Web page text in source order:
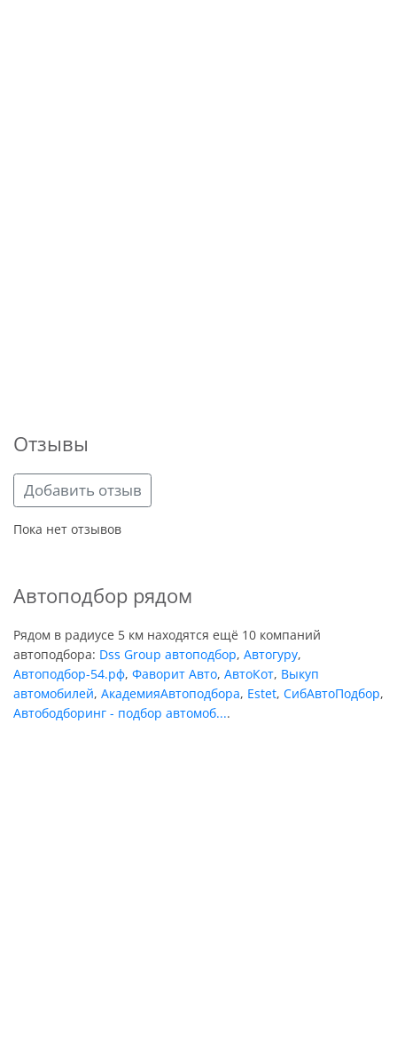
Отзывы
Добавить отзыв
Пока нет отзывов
Автоподбор рядом
Рядом в радиусе 5 км находятся ещё 10 компаний
автоподбора: Dss Group автоподбор, Автогуру,
Автоподбор-54.рф, Фаворит Авто, АвтоКот, Выкуп
автомобилей, АкадемияАвтоподбора, Estet, СибАвтоПодбор,
Автободборинг - подбор автомоб....